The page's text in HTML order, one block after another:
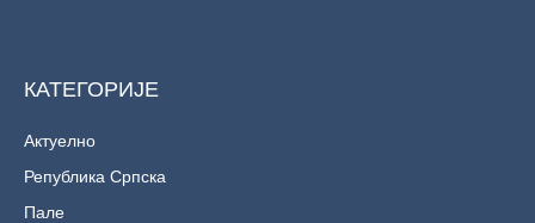
КАТЕГОРИЈЕ
Актуелно
Република Српска
Пале